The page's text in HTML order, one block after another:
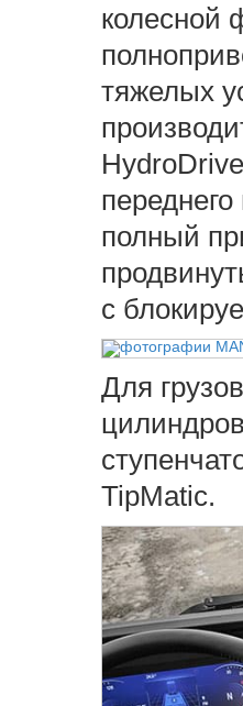
колесной
тяжелых
полный
с
Для
TipMatic.